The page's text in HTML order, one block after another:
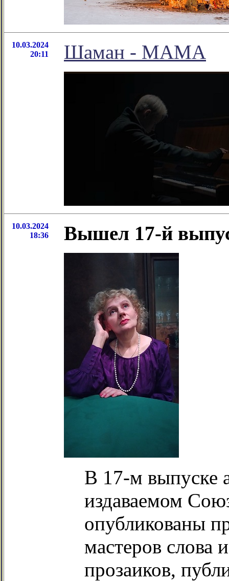
10.03.2024
20:11
Шаман - МАМА
10.03.2024
18:36
Вышел 17-й
В 17-м выпуске
издаваемом
опубликованы
мастеров слова
прозаиков,